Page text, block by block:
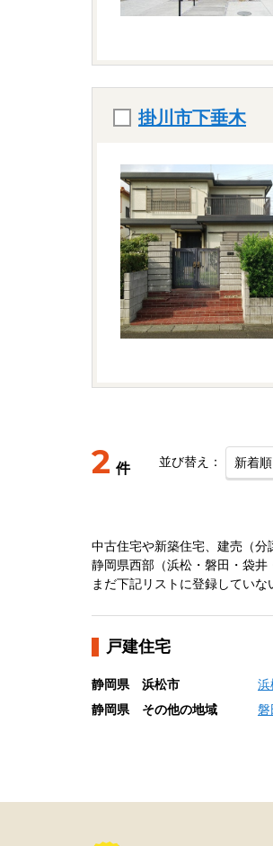
掛川市下垂木
2 件 並び替え：
中古住宅や新築住宅、建売（分
静岡県西部（浜松・磐田・袋井
まだ下記リストに登録してい
戸建住宅
静岡県 浜松市 浜
静岡県 その他の地域
磐